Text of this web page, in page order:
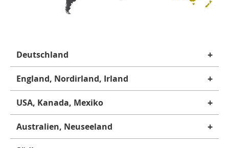
Deutschland +
England, Nordirland, Irland +
USA, Kanada, Mexiko +
Australien, Neuseeland +